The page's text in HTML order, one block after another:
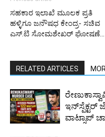
ಸಹಕಾರ ಇಲಾಖೆ ಮೂಲಕ ಪ್ರತಿ
ಹಳ್ಳಿಗೂ ಜನೌಷಧ ಕೇಂದ್ರ- ಸಚಿವ
ಎಸ್.ಟಿ ಸೋಮಶೇಖರ್ ಘೋಷಣೆ…
RELATED ARTICLES
ಇನ್‌ಸ್ಪೆಕ್ಟರ್‌
ವಾಟ್ಸಾಪ್